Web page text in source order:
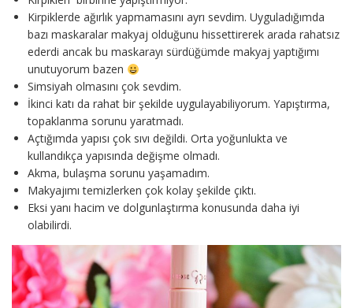
Kirpiklerde ağırlık yapmamasını ayrı sevdim. Uyguladığımda
bazı maskaralar makyaj olduğunu hissettirerek arada rahatsız
ederdi ancak bu maskarayı sürdüğümde makyaj yaptığımı
unutuyorum bazen
Simsiyah olmasını çok sevdim.
İkinci katı da rahat bir şekilde uygulayabiliyorum. Yapıştırma,
topaklanma sorunu yaratmadı.
Açtığımda yapısı çok sıvı değildi. Orta yoğunlukta ve
kullandıkça yapısında değişme olmadı.
Akma, bulaşma sorunu yaşamadım.
Makyajımı temizlerken çok kolay şekilde çıktı.
Eksi yanı hacim ve dolgunlaştırma konusunda daha iyi
olabilirdi.